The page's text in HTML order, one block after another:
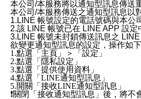
本公司/本服務將以通知型訊息傳送
本公司/本服務傳送之通知型訊息以
1.LINE 帳號設定的電話號碼與本公
2.該 LINE 帳號已在 LINE APP 設定
3.LINE 帳號未封鎖傳送訊息之 LINE
欲變更通知型訊息的設定，操作如下
1.點選「主頁」＞「設定」
2.點選「隱私設定」
3.點選「提供使用資料」
4.點選「LINE通知型訊息」
5.開關「接收LINE通知型訊息」
❗️關閉「接收通知型訊息」後，將